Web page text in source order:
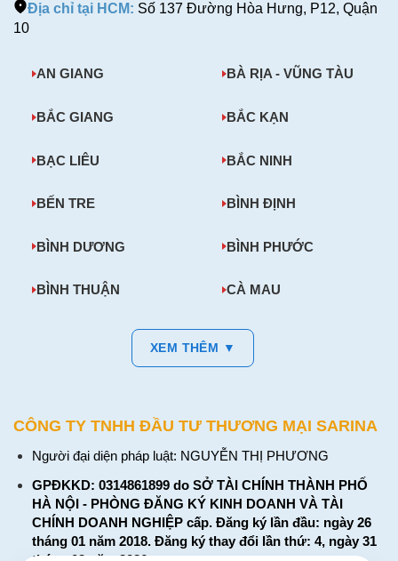
Địa chỉ tại HCM: Số 137 Đường Hòa Hưng, P12, Quận
10
AN GIANG BÀ RỊA - VŨNG TÀU
BẮC GIANG BẮC KẠN
BẠC LIÊU BẮC NINH
BẾN TRE BÌNH ĐỊNH
BÌNH DƯƠNG BÌNH PHƯỚC
BÌNH THUẬN CÀ MAU
XEM THÊM ▼
CÔNG TY TNHH ĐẦU TƯ THƯƠNG MẠI SARINA
Người đại diện pháp luật: NGUYỄN THỊ PHƯƠNG
GPĐKKD: 0314861899 do SỞ TÀI CHÍNH THÀNH PHỐ
HÀ NỘI - PHÒNG ĐĂNG KÝ KINH DOANH VÀ TÀI
CHÍNH DOANH NGHIỆP cấp. Đăng ký lần đầu: ngày 26
tháng 01 năm 2018. Đăng ký thay đổi lần thứ: 4, ngày 31